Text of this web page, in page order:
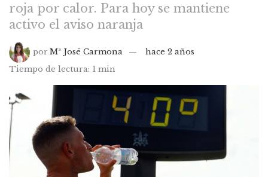
roja por calor. Para hoy se mantiene
activo el aviso naranja
por Mª José Carmona
hace 2 años
Tiempo de lectura: 1 min